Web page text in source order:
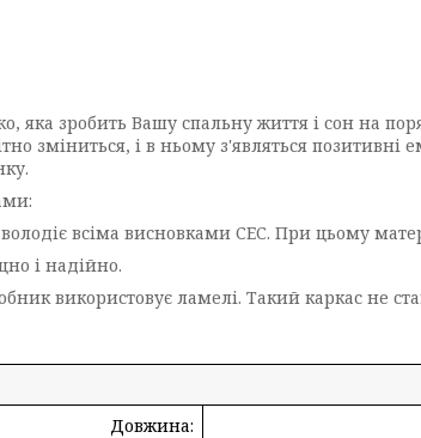
яка зробить Вашу спальну життя і сон на
зміниться, і в ньому з'являться
всіма висновками СЕС. При цьому
і надійно.
використовує ламелі. Такий каркас не
Довжина: